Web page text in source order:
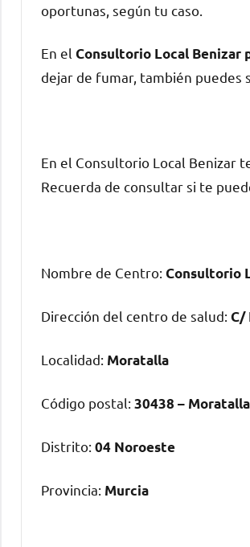
oportunas, según tu caso.
En el Consultorio Local Benizar
dejar dе fumar, también puedes
En el Consultorio Local Benizar
Recuerda dе consultar ѕi te
Nombre dе Centro: Consultorio
Dirección del centro dе salud: C/
Localidad: Moratalla
Código postal: 30438 – Moratalla
Distrito: 04 Noroeste
Provincia: Murcia